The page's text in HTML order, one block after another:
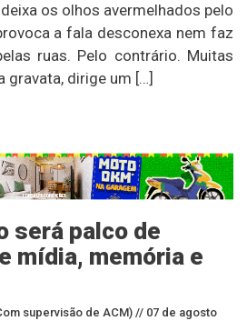
os olhos avermelhados pelo
a fala desconexa nem faz
ruas. Pelo contrário. Muitas
gravata, dirige um […]
será palco de
mídia, memória e
supervisão de ACM) // 07 de agosto